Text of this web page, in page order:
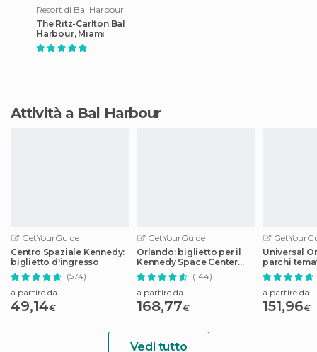
Resort di Bal Harbour
The Ritz-Carlton Bal
Harbour, Miami
Attività a Bal Harbour
GetYourGuide
Centro Spaziale Kennedy:
biglietto d'ingresso
(574)
a partire da
49,14€
GetYourGuide
Orlando: biglietto per il
Kennedy Space Center
con transfer
(144)
a partire da
168,77€
Universal
parchi
a partire da
151,96€
Vedi tutto